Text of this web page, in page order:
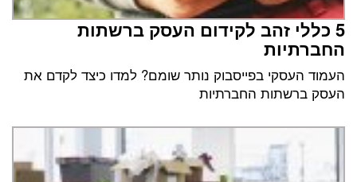
5 כללי זהב לקידום העסק ברשתות
החברתיות
העמוד העסקי בפייסבוק נותר שומם? למדו כיצד לקדם את
העסק ברשתות החברתיות